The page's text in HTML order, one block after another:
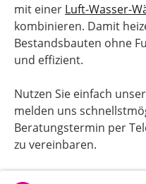
mit einer Luft-Wasser-
kombinieren. Damit
Bestandsbauten ohne
und effizient.
Nutzen Sie einfach
melden uns
Beratungstermin per
zu vereinbaren.
Jetzt